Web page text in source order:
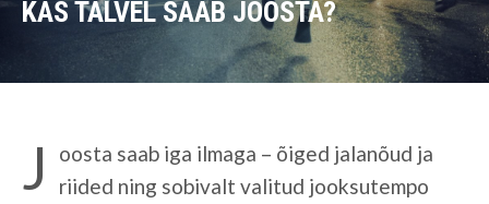
KAS TALVEL SAAB JOOSTA?
J
oosta saab iga ilmaga – õiged jalanõud ja
riided ning sobivalt valitud jooksutempo